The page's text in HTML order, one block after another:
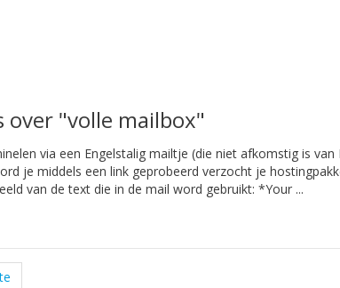
over "volle mailbox"
via een Engelstalig mailtje (die niet afkomstig is
je middels een link geprobeerd verzocht je
van de text die in de mail word gebruikt: *Your ...